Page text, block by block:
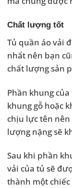
Chất lượng tốt
Tủ quần áo vải
nhất nên bạn
chất lượng sản
Phần khung
khung gỗ hoặc
chịu lực tên
lượng nặng sẽ
Sau khi phần
vải của tủ sẽ
thành một